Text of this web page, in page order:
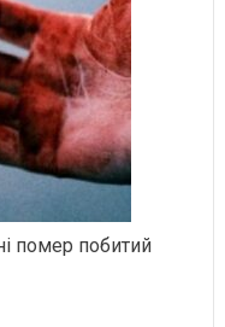
помер побитий